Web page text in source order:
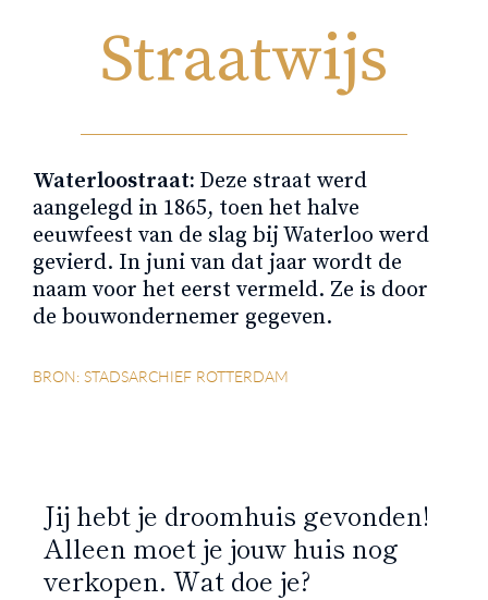
Straatwijs
Waterloostraat: Deze straat werd
aangelegd in 1865, toen het halve
eeuwfeest van de slag bij Waterloo werd
gevierd. In juni van dat jaar wordt de
naam voor het eerst vermeld. Ze is door
de bouwondernemer gegeven.
BRON: STADSARCHIEF ROTTERDAM
Jij hebt je droomhuis gevonden!
Alleen moet je jouw huis nog
verkopen. Wat doe je?